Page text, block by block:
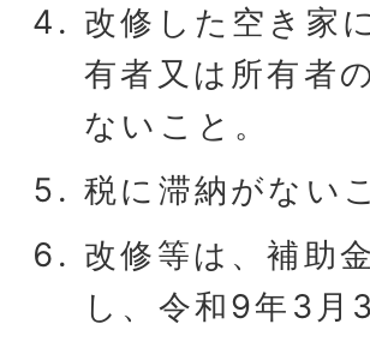
改修した空き家
有者又は所有者
ないこと。
税に滞納がない
改修等は、補助
し、令和9年3月